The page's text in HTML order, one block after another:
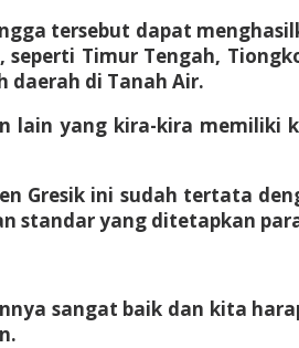
tersebut dapat
Timur Tengah,
daerah di Tanah Air.
yang kira-kira memiliki
Gresik ini sudah tertata
standar yang ditetapkan
sangat baik dan kita